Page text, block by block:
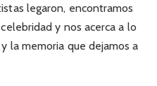
legaron, encontramos
y nos acerca a lo
la memoria que dejamos a